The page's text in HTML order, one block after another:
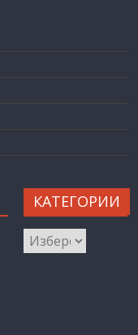
КАТЕГОРИИ
КАТЕГОРИИ